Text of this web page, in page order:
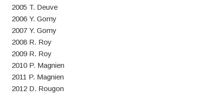
2005 T. Deuve
2006 Y. Gomy
2007 Y. Gomy
2008 R. Roy
2009 R. Roy
2010 P. Magnien
2011 P. Magnien
2012 D. Rougon